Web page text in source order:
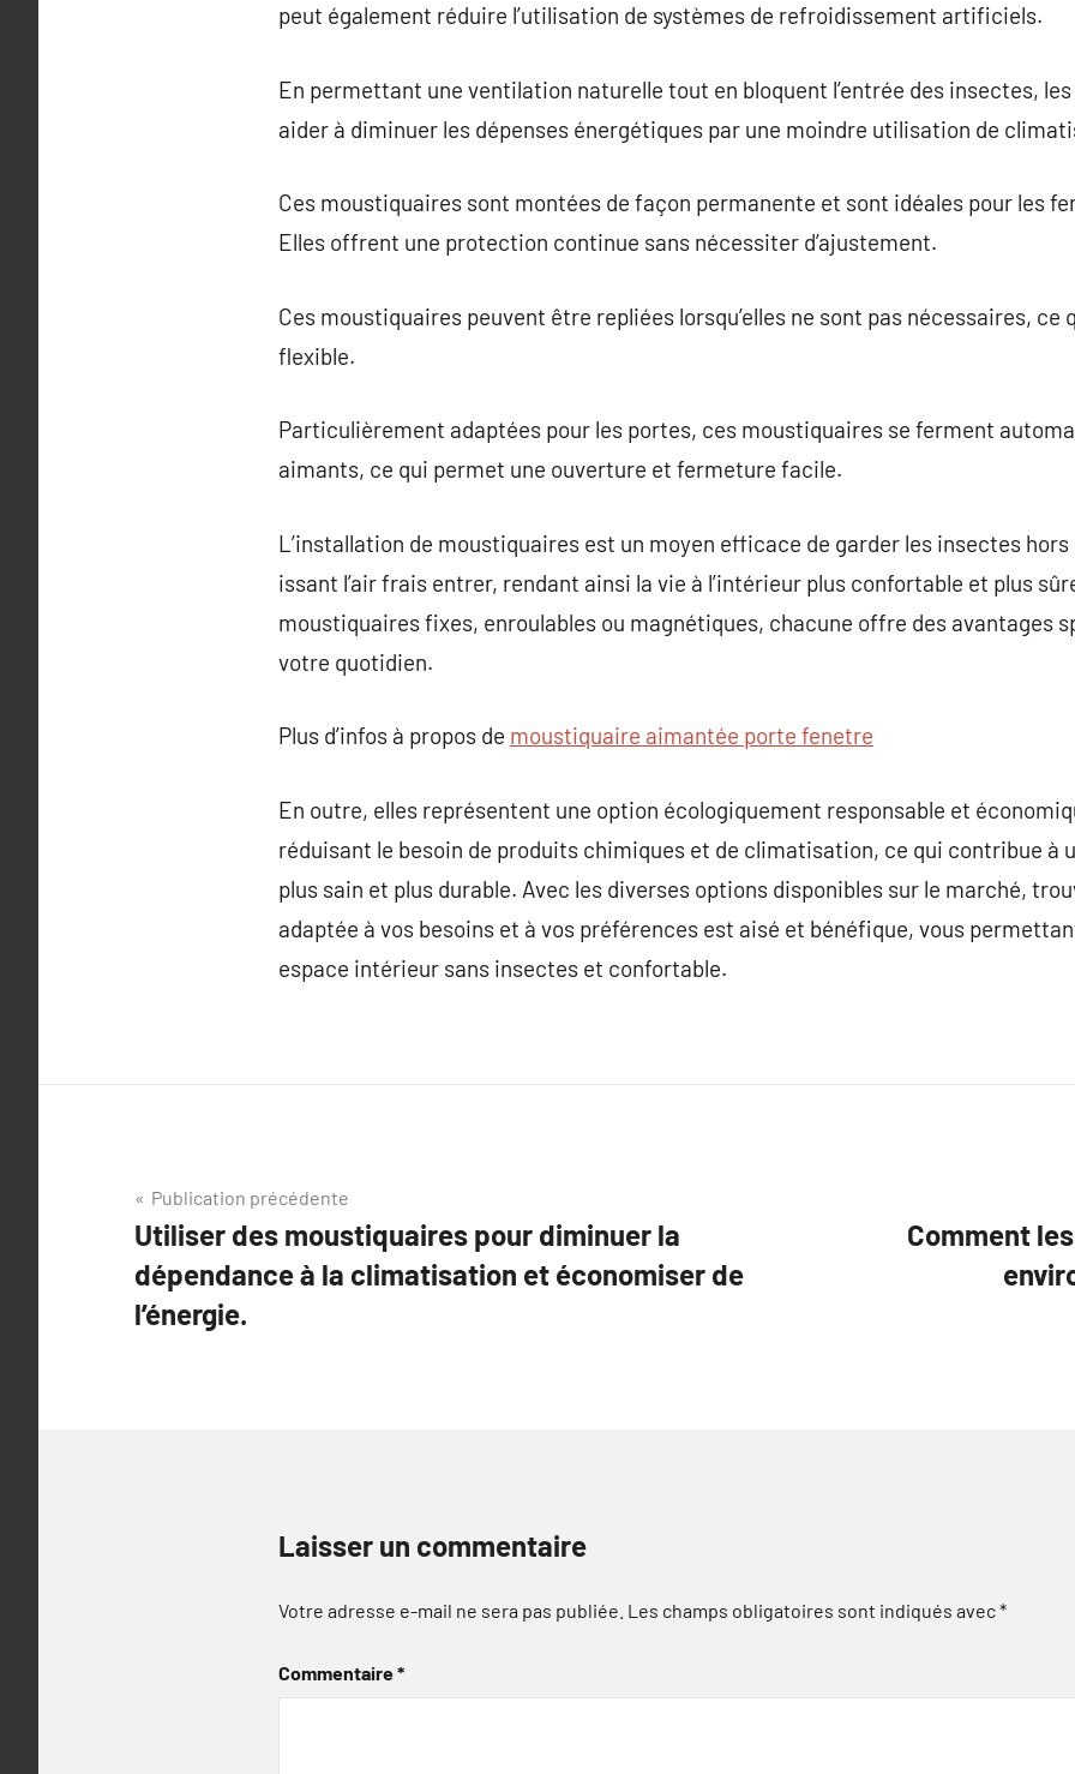
peut également réduire l’utilisation de systèmes de refroidissement artificiels.
En permettant une ventilation naturelle tout en bloquent l’entrée des insectes,
aider à diminuer les dépenses énergétiques par une moindre utilisation de
Ces moustiquaires sont montées de façon permanente et sont idéales pour les
Elles offrent une protection continue sans nécessiter d’ajustement.
Ces moustiquaires peuvent être repliées lorsqu’elles ne sont pas nécessaires,
flexible.
Particulièrement adaptées pour les portes, ces moustiquaires se ferment
aimants, ce qui permet une ouverture et fermeture facile.
L’installation de moustiquaires est un moyen efficace de garder les insectes hors
issant l’air frais entrer, rendant ainsi la vie à l’intérieur plus confortable et plus
moustiquaires fixes, enroulables ou magnétiques, chacune offre des avantages
votre quotidien.
Plus d’infos à propos de moustiquaire aimantée porte fenetre
En outre, elles représentent une option écologiquement responsable et
réduisant le besoin de produits chimiques et de climatisation, ce qui contribue à
plus sain et plus durable. Avec les diverses options disponibles sur le marché,
adaptée à vos besoins et à vos préférences est aisé et bénéfique, vous
espace intérieur sans insectes et confortable.
Navigation
de
l’article
Publication précédente
Utiliser des moustiquaires pour diminuer la
dépendance à la climatisation et économiser de
l’énergie.
Comment
Laisser un commentaire
Votre adresse e-mail ne sera pas publiée. Les champs obligatoires sont indiqués avec*
Commentaire*